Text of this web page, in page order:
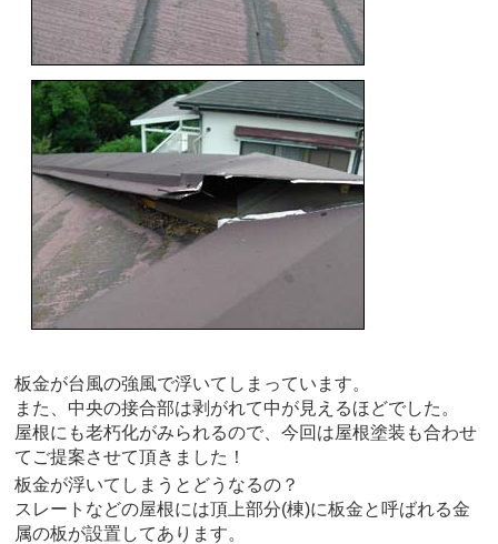
板金が台風の強風で浮いてしまっています。
また、中央の接合部は剥がれて中が見えるほどでした。
屋根にも老朽化がみられるので、今回は屋根塗装も合わせ
てご提案させて頂きました！
板金が浮いてしまうとどうなるの？
スレートなどの屋根には頂上部分(棟)に板金と呼ばれる金
属の板が設置してあります。